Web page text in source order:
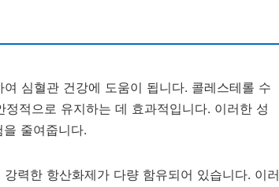
심혈관 건강에 도움이 됩니다. 콜레스테롤 수
적으로 유지하는 데 효과적입니다. 이러한 성
줄여줍니다.
력한 항산화제가 다량 함유되어 있습니다. 이러